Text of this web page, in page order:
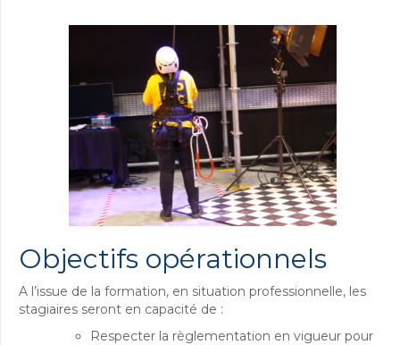
Objectifs opérationnels
A l’issue de la formation, en situation professionnelle, les
stagiaires seront en capacité de :
Respecter la règlementation en vigueur pour